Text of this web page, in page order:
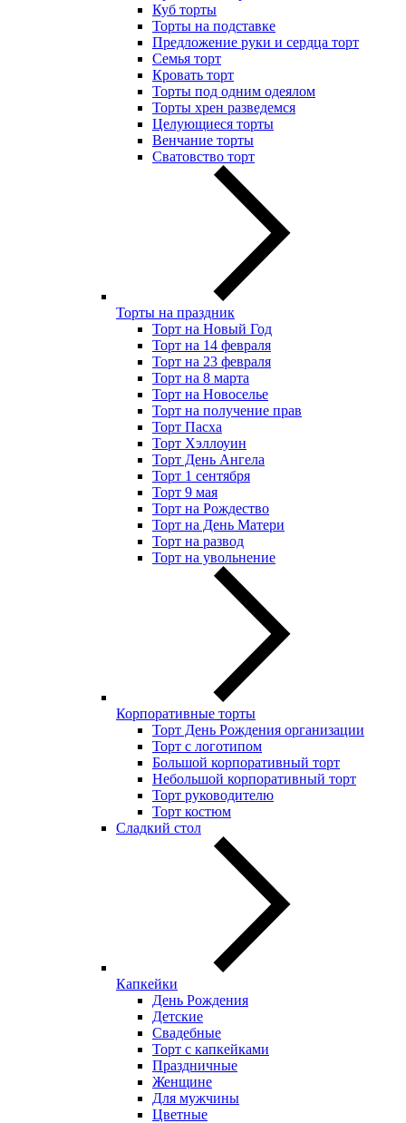
Куб торты
Торты на подставке
Предложение руки и сердца торт
Семья торт
Кровать торт
Торты под одним одеялом
Торты хрен разведемся
Целующиеся торты
Венчание торты
Сватовство торт
Торты на праздник
Торт на Новый Год
Торт на 14 февраля
Торт на 23 февраля
Торт на 8 марта
Торт на Новоселье
Торт на получение прав
Торт Пасха
Торт Хэллоуин
Торт День Ангела
Торт 1 сентября
Торт 9 мая
Торт на Рождество
Торт на День Матери
Торт на развод
Торт на увольнение
Корпоративные торты
Торт День Рождения организации
Торт с логотипом
Большой корпоративный торт
Небольшой корпоративный торт
Торт руководителю
Торт костюм
Сладкий стол
Капкейки
День Рождения
Детские
Свадебные
Торт с капкейками
Праздничные
Женщине
Для мужчины
Цветные